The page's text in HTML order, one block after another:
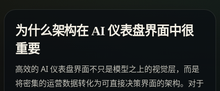
为什么架构在 AI 仪表盘界面中很
重要
高效的 AI 仪表盘界面不只是模型之上的视觉层，而是
将密集的运营数据转化为可直接决策界面的架构。对于